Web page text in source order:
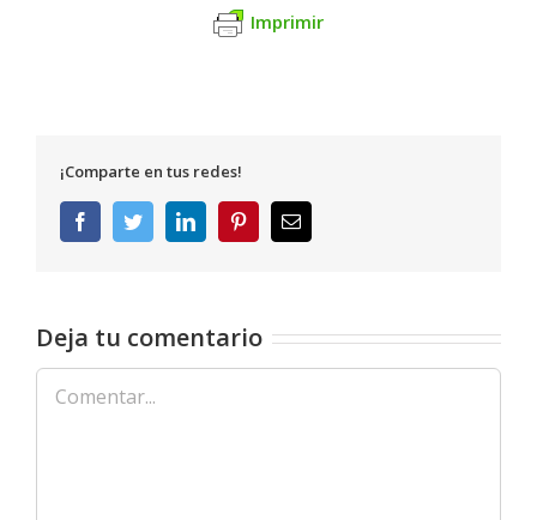
Imprimir
¡Comparte en tus redes!
FacebookTwitterLinkedInPinterestCorreo
electrónico
Deja tu comentario
Comentar